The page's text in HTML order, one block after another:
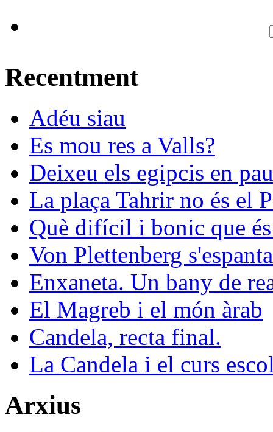
Recentment
Adéu siau
Es mou res a Valls?
Deixeu els egipcis en
La plaça Tahrir no és el
Què difícil i bonic que és
Von Plettenberg s'espanta
Enxaneta. Un bany de
El Magreb i el món àrab
Candela, recta final.
La Candela i el curs
Arxius